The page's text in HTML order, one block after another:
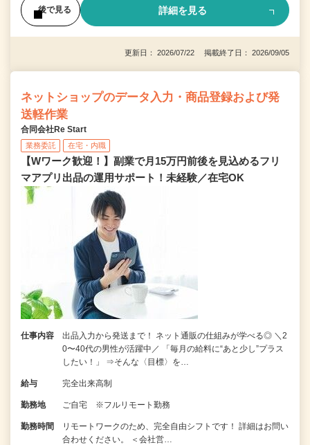
後で見る 詳細を見る
更新日： 2026/07/22 掲載終了日： 2026/09/05
ネットショップのデータ入力・商品登録および発
送軽作業
合同会社Re Start
業務委託 在宅・内職
【Wワーク歓迎！】副業で月15万円前後を見込めるフリ
マアプリ出品の運用サポート！未経験／在宅OK
仕事内容
出品入力から発送まで！ ネット通販の仕組みが学べる◎ ＼2
0〜40代の男性が活躍中／ 「毎月の給料に“あと少し”プラス
したい！」 ⇒そんな〈目標〉を…
給与 完全出来高制
勤務地 ご自宅 ※フルリモート勤務
勤務時間
リモートワークのため、完全自由シフトです！ 詳細はお問い
合わせください。 ＜会社営…